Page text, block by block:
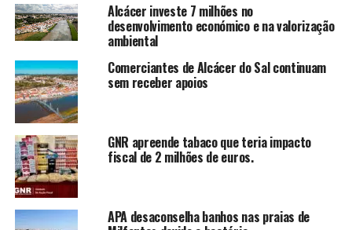
Alcácer investe 7 milhões no
desenvolvimento económico e na valorização
ambiental
Comerciantes de Alcácer do Sal continuam
sem receber apoios
GNR apreende tabaco que teria impacto
fiscal de 2 milhões de euros.
APA desaconselha banhos nas praias de